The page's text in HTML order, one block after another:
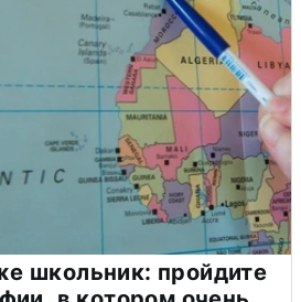
школьник: пройдите